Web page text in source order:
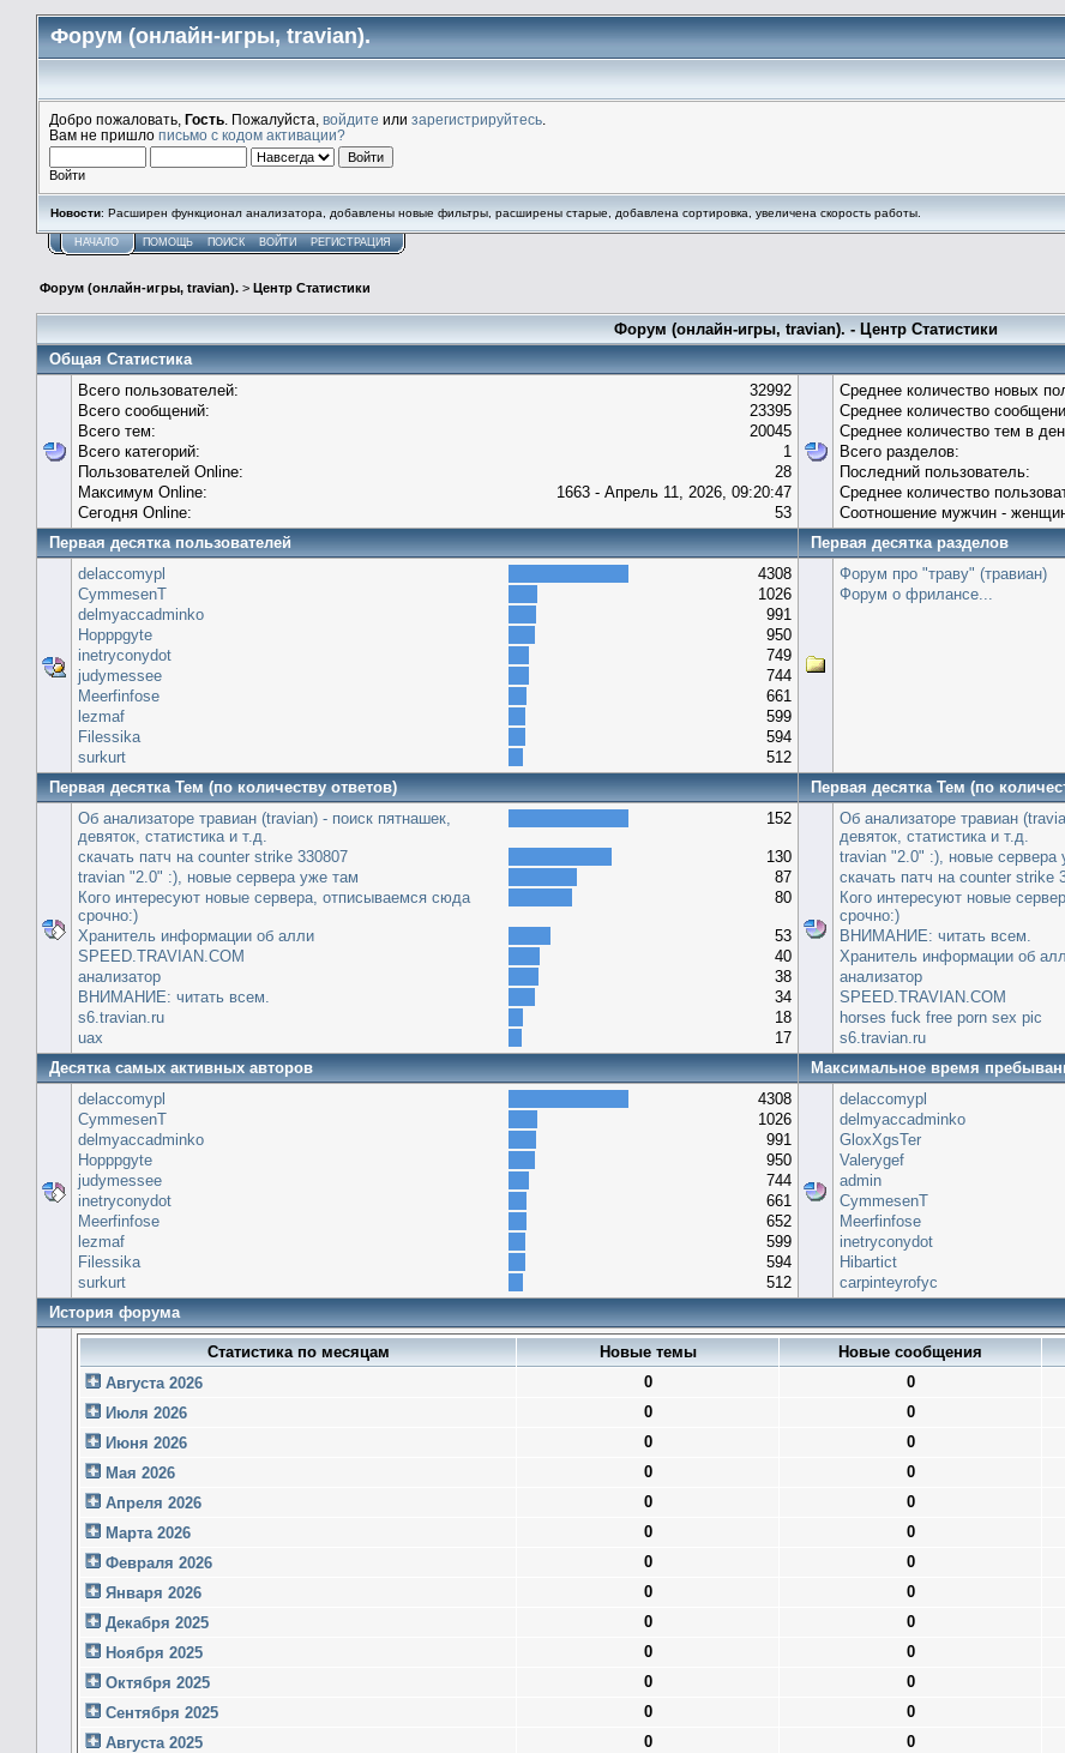
Форум (онлайн-игры, travian).
Добро пожаловать, Гость . Пожалуйста, войдите или зарегистрируйтесь
Вам не пришло письмо с кодом активации?
Войти
Новости: Расширен функционал анализатора, добавлены новые фильтры, расширены старые, добавлена сортировка, увеличена скорость работы.
НАЧАЛО ПОМОЩЬ ПОИСК ВОЙТИ РЕГИСТРАЦИЯ
Форум (онлайн-игры, travian). > Центр Статистики
Форум (онлайн-игры, travian). - Центр Статистики
Общая Статистика
Всего пользователей:
32992
Всего сообщений:
23395
Всего тем:
20045
Всего категорий:
1
Пользователей Online:
28
Максимум Online:
1663 - Апрель 11, 2026, 09:20:47
Сегодня Online:
53
Среднее количество новых
Среднее количество
Среднее количество тем в
Всего разделов:
Последний пользователь:
Среднее количество
Соотношение мужчин -
Первая десятка пользователей
Первая десятка разделов
delaccomypl
4308
CymmesenT
1026
delmyaccadminko
991
Hopppgyte
950
inetryconydot
749
judymessee
744
Meerfinfose
661
lezmaf
599
Filessika
594
surkurt
512
Форум про "траву" (травиан)
Форум о фрилансе...
Первая десятка Тем (по количеству ответов)
Первая десятка Тем (по
Об анализаторе травиан (travian) - поиск пятнашек,
девяток, статистика и т.д.
152
скачать патч на сounter strike 330807
130
travian "2.0" :), новые сервера уже там
87
Кого интересуют новые сервера, отписываемся сюда
срочно:)
80
Хранитель информации об алли
53
SPEED.TRAVIAN.COM
40
анализатор
38
ВНИМАНИЕ: читать всем.
34
s6.travian.ru
18
uax
17
Об анализаторе травиан
девяток, статистика и т.д.
travian "2.0" :), новые сервера
скачать патч на сounter strike
Кого интересуют новые
срочно:)
ВНИМАНИЕ: читать всем.
Хранитель информации об
анализатор
SPEED.TRAVIAN.COM
horses fuck free porn sex pic
s6.travian.ru
Десятка самых активных авторов
Максимальное время
delaccomypl
4308
CymmesenT
1026
delmyaccadminko
991
Hopppgyte
950
judymessee
744
inetryconydot
661
Meerfinfose
652
lezmaf
599
Filessika
594
surkurt
512
delaccomypl
delmyaccadminko
GloxXgsTer
Valerygef
admin
CymmesenT
Meerfinfose
inetryconydot
Hibartict
carpinteyrofyc
История форума
Статистика по месяцам Новые темы Новые сообщения
Августа 2026
0 0
Июля 2026
0 0
Июня 2026
0 0
Мая 2026
0 0
Апреля 2026
0 0
Марта 2026
0 0
Февраля 2026
0 0
Января 2026
0 0
Декабря 2025
0 0
Ноября 2025
0 0
Октября 2025
0 0
Сентября 2025
0 0
Августа 2025
0 0